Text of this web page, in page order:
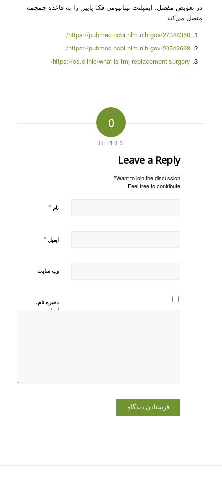
در تعویض مفصل، ایمپلنت تیتانیومی فک پایین را به قاعده جمجمه
متصل می‌کند
https://pubmed.ncbi.nlm.nih.gov/27348350/
https://pubmed.ncbi.nlm.nih.gov/20543698/
https://os.clinic/what-is-tmj-replacement-surgery/
0
REPLIES
Leave a Reply
Want to join the discussion?
Feel free to contribute!
نام *
ایمیل *
وب‌ سایت
ذخیره نام،
ایمیل و